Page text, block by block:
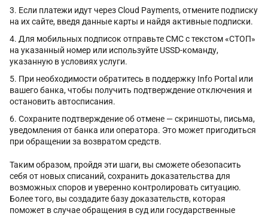
Если платежи идут через Cloud Payments, отмените подписку
на их сайте, введя данные карты и найдя активные подписки.
Для мобильных подписок отправьте СМС с текстом «СТОП»
на указанный номер или используйте USSD-команду,
указанную в условиях услуги.
При необходимости обратитесь в поддержку Info Portal или
вашего банка, чтобы получить подтверждение отключения и
остановить автосписания.
Сохраните подтверждение об отмене — скриншоты, письма,
уведомления от банка или оператора. Это может пригодиться
при обращении за возвратом средств.
Таким образом, пройдя эти шаги, вы сможете обезопасить
себя от новых списаний, сохранить доказательства для
возможных споров и уверенно контролировать ситуацию.
Более того, вы создадите базу доказательств, которая
поможет в случае обращения в суд или государственные